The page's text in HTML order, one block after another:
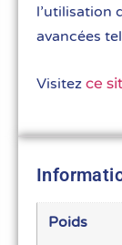
l’utilisation
avancées
Visitez ce
Poids